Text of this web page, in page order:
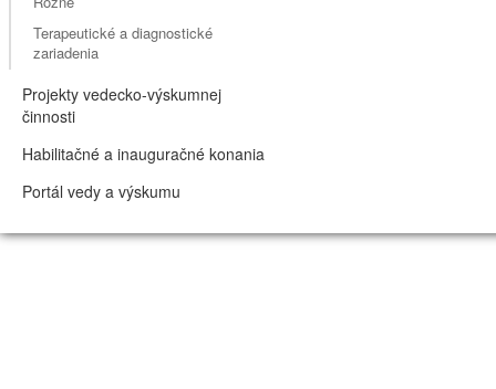
Terapeutické a diagnostické
zariadenia
Projekty vedecko-výskumnej
činnosti
Habilitačné a inauguračné konania
Portál vedy a výskumu